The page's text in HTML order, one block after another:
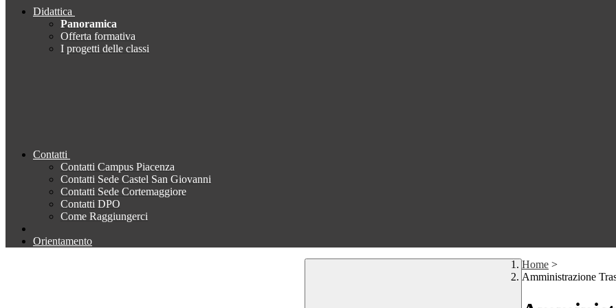
Didattica
Panoramica
Offerta formativa
I progetti delle classi
Contatti
Contatti Campus Piacenza
Contatti Sede Castel San Giovanni
Contatti Sede Cortemaggiore
Contatti DPO
Come Raggiungerci
Orientamento
Home >
Amministrazione